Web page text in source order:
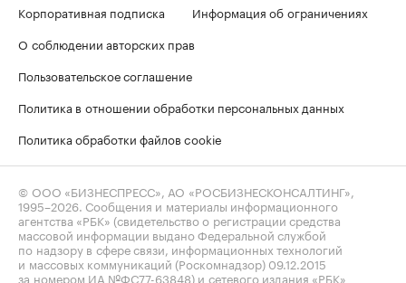
Корпоративная подписка
Информация об ограничениях
О соблюдении авторских прав
Пользовательское соглашение
Политика в отношении обработки персональных данных
Политика обработки файлов cookie
© ООО «БИЗНЕСПРЕСС», АО «РОСБИЗНЕСКОНСАЛТИНГ»,
1995–2026. Сообщения и материалы информационного
агентства «РБК» (свидетельство о регистрации средства
массовой информации выдано Федеральной службой
по надзору в сфере связи, информационных технологий
и массовых коммуникаций (Роскомнадзор) 09.12.2015
за номером ИА №ФС77-63848) и сетевого издания «РБК»